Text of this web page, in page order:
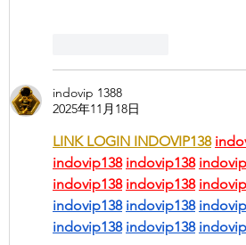
indovip 1388
2025年11月18日
LINK LOGIN INDOVIP138
indovip138 indovip138
indovip138 indovip138
indovip138 indovip138
indovip138 indovip138